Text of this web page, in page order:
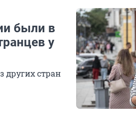
были в
у
других стран